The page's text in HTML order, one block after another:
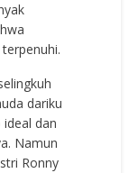
dariku
ideal dan
Namun
Ronny